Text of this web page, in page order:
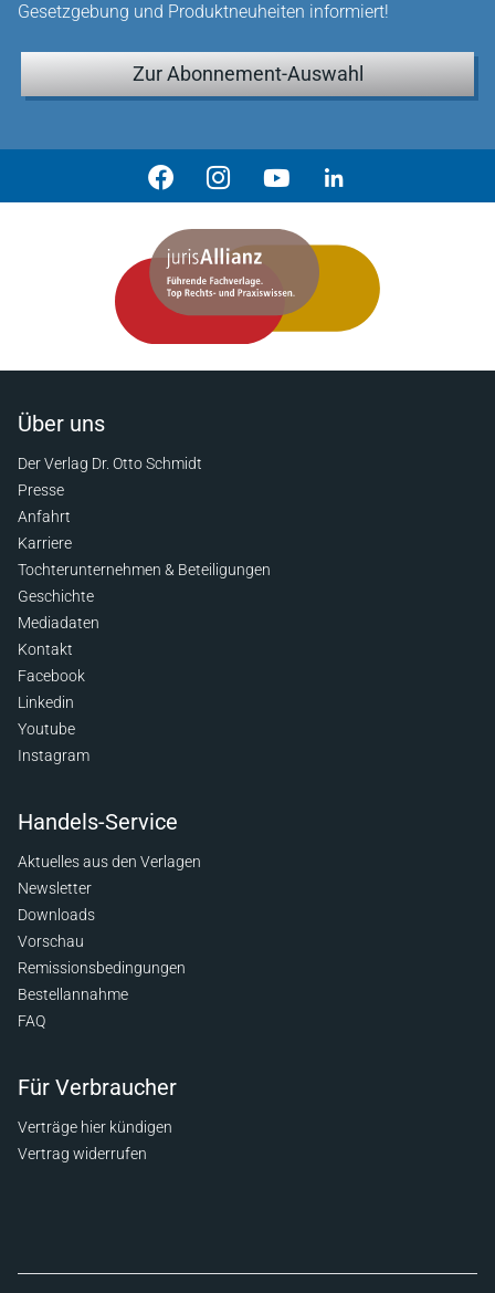
Gesetzgebung und Produktneuheiten informiert!
Zur Abonnement-Auswahl
Über uns
Der Verlag Dr. Otto Schmidt
Presse
Anfahrt
Karriere
Tochterunternehmen & Beteiligungen
Geschichte
Mediadaten
Kontakt
Facebook
Linkedin
Youtube
Instagram
Handels-Service
Aktuelles aus den Verlagen
Newsletter
Downloads
Vorschau
Remissionsbedingungen
Bestellannahme
FAQ
Für Verbraucher
Verträge hier kündigen
Vertrag widerrufen